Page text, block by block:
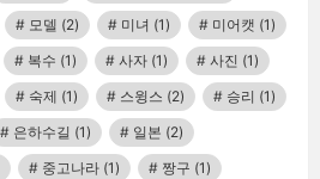
모델 (2) 미녀 (1) 미어캣 (1)
복수 (1) 사자 (1) 사진 (1)
숙제 (1) 스윙스 (2) 승리 (1)
은하수길 (1) 일본 (2)
중고나라 (1) 짱구 (1)